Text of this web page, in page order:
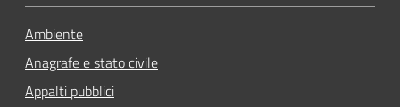
Ambiente
Anagrafe e stato civile
Appalti pubblici